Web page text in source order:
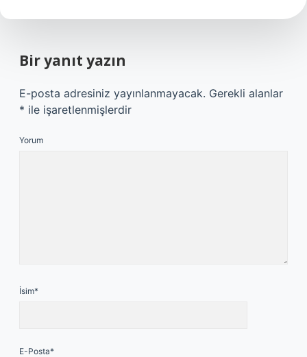
Bir yanıt yazın
E-posta adresiniz yayınlanmayacak. Gerekli alanlar
* ile işaretlenmişlerdir
Yorum
İsim*
E-Posta*